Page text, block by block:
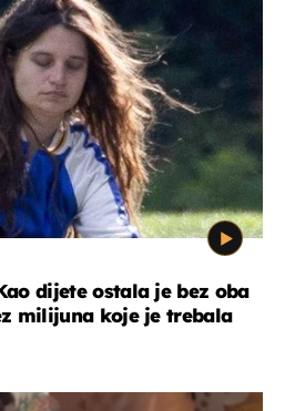
dijete ostala je bez oba
milijuna koje je trebala